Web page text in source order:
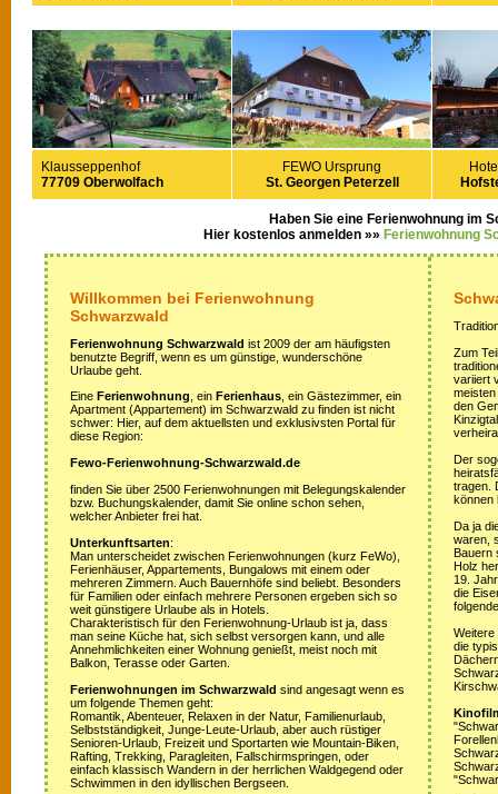
Klausseppenhof
77709 Oberwolfach
FEWO Ursprung
St. Georgen Peterzell
Haben Sie eine Ferienwohnung im
Hier kostenlos anmelden »» Ferienwohnung
Willkommen bei Ferienwohnung
Schwarzwald
Ferienwohnung Schwarzwald ist 2009 der am häufigsten
benutzte Begriff, wenn es um günstige, wunderschöne
Urlaube geht.
Eine Ferienwohnung , ein Ferienhaus , ein Gästezimmer, ein
Apartment (Appartement) im Schwarzwald zu finden ist nicht
schwer: Hier, auf dem aktuellsten und exklusivsten Portal für
diese Region:
Fewo-Ferienwohnung-Schwarzwald.de
finden Sie über 2500 Ferienwohnungen mit Belegungskalender
bzw. Buchungskalender, damit Sie online schon sehen,
welcher Anbieter frei hat.
Unterkunftsarten:
Man unterscheidet zwischen Ferienwohnungen (kurz FeWo),
Ferienhäuser, Appartements, Bungalows mit einem oder
mehreren Zimmern. Auch Bauernhöfe sind beliebt. Besonders
für Familien oder einfach mehrere Personen ergeben sich so
weit günstigere Urlaube als in Hotels.
Charakteristisch für den Ferienwohnung-Urlaub ist ja, dass
man seine Küche hat, sich selbst versorgen kann, und alle
Annehmlichkeiten einer Wohnung genießt, meist noch mit
Balkon, Terasse oder Garten.
Ferienwohnungen im Schwarzwald sind angesagt wenn es
um folgende Themen geht:
Romantik, Abenteuer, Relaxen in der Natur, Familienurlaub,
Selbstständigkeit, Junge-Leute-Urlaub, aber auch rüstiger
Senioren-Urlaub, Freizeit und Sportarten wie Mountain-Biken,
Rafting, Trekking, Paragleiten, Fallschirmspringen, oder
einfach klassisch Wandern in der herrlichen Waldgegend oder
Schwimmen in den idyllischen Bergseen.
Zum
variiert
den
Der
tragen.
können
Da ja
waren,
Bauern
Holz
19.
die
Weitere
die